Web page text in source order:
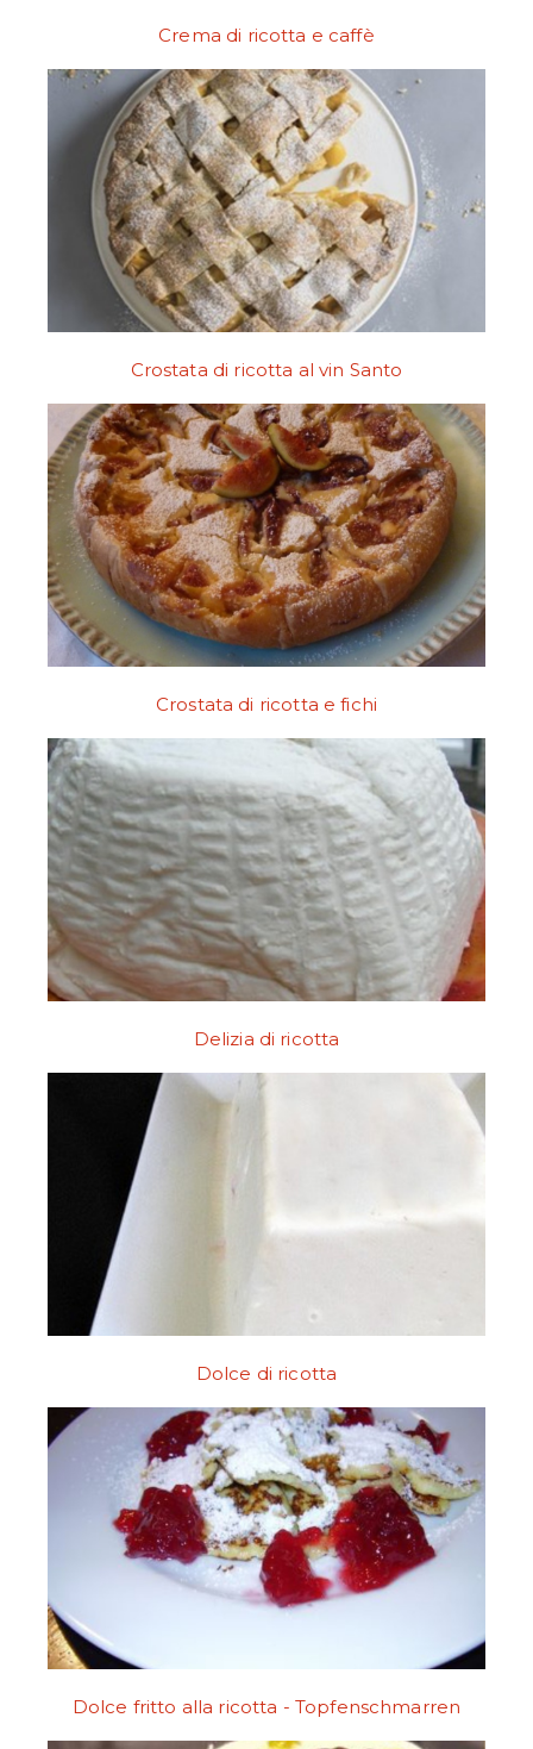
Crema di ricotta e caffè
Crostata di ricotta al vin Santo
Crostata di ricotta e fichi
Delizia di ricotta
Dolce di ricotta
Dolce fritto alla ricotta - Topfenschmarren